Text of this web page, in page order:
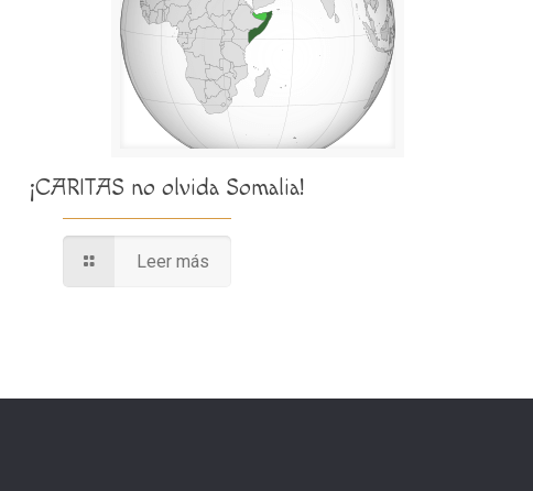
¡CARITAS no olvida Somalia!
Leer más